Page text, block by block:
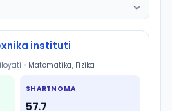
instituti
• Matematika, Fizika
SHARTNOMA
57.7